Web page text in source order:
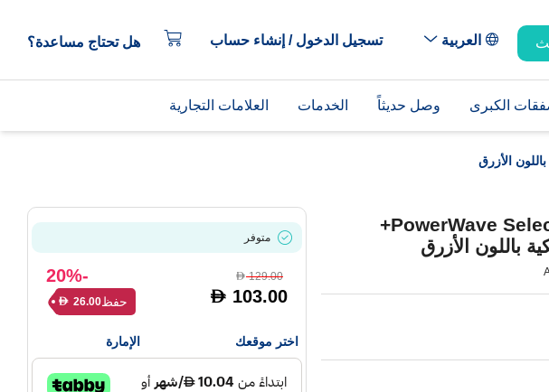
العربية تسجيل الدخول / إنشاء حساب هل تحتاج مساعدة؟
الكبرى وصل حديثاً الخدمات العلامات التجارية
قاعدة شحن أنكر PowerWave Select+
باللون الأزرق
متوفر
D129.00
D 103.00
-20%
حفظ D 26.00
اختر موقعك الإمارة